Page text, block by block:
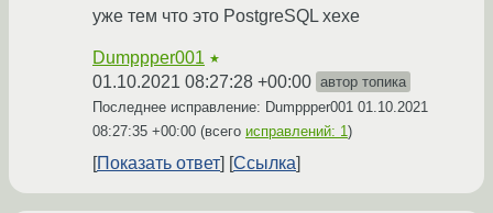
уже тем что это PostgreSQL хехе
Dumppper001 ★
01.10.2021 08:27:28 +00:00 автор топика
Последнее исправление: Dumppper001 01.10.2021
08:27:35 +00:00 (всего исправлений: 1)
Показать ответ Ссылка